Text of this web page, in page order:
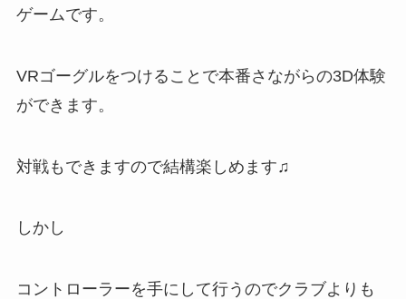
ゲームです。
VRゴーグルをつけることで本番さながらの3D体験
ができます。
対戦もできますので結構楽しめます♫
しかし
コントローラーを手にして行うのでクラブよりも